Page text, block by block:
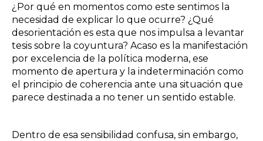
¿Por qué en momentos como este sentimos la
necesidad de explicar lo que ocurre? ¿Qué
desorientación es esta que nos impulsa a levantar
tesis sobre la coyuntura? Acaso es la manifestación
por excelencia de la política moderna, ese
momento de apertura y la indeterminación como
el principio de coherencia ante una situación que
parece destinada a no tener un sentido estable.
Dentro de esa sensibilidad confusa, sin embargo,